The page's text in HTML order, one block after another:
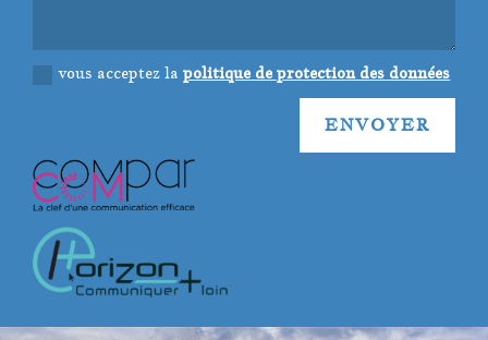
vous acceptez lapolitique de protection des données
ENVOYER